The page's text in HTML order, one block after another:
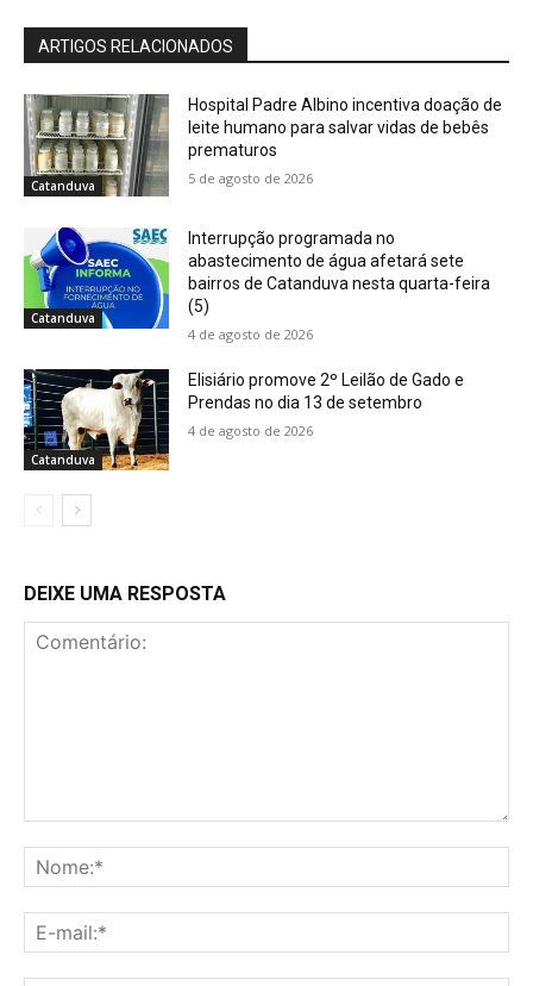
ARTIGOS RELACIONADOS
Catanduva
Hospital Padre Albino incentiva doação de
leite humano para salvar vidas de bebês
prematuros
5 de agosto de 2026
Catanduva
Interrupção programada no
abastecimento de água afetará sete
bairros de Catanduva nesta quarta-feira
(5)
4 de agosto de 2026
Catanduva
Elisiário promove 2º Leilão de Gado e
Prendas no dia 13 de setembro
4 de agosto de 2026
DEIXE UMA RESPOSTA